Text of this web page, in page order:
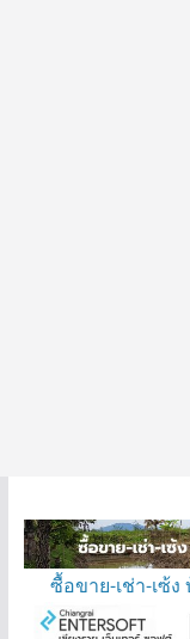
ซื้อขาย-เช่า-เซ้